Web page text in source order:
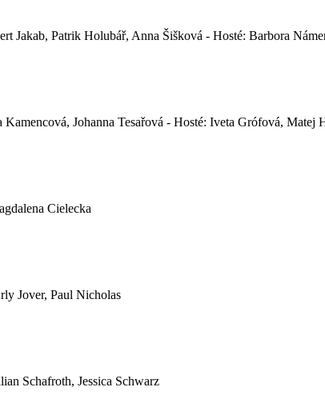
Jakab, Patrik Holubář, Anna Šišková - Hosté: Barbora
Johanna Tesařová - Hosté: Iveta Grófová, Matej
Cielecka
Jover, Paul Nicholas
Schafroth, Jessica Schwarz